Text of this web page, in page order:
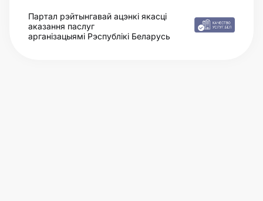
Партал рэйтынгавай ацэнкі якасці
аказання паслуг
арганізацыямі Рэспублікі Беларусь